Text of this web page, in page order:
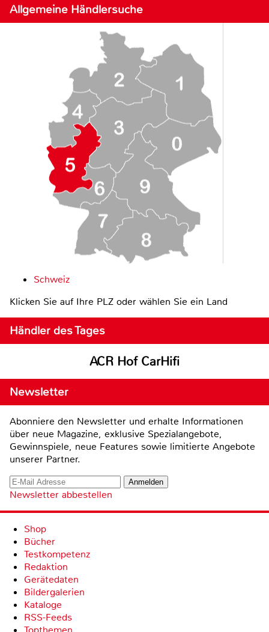
Allgemeine Händlersuche
Schweiz
Klicken Sie auf Ihre PLZ oder wählen Sie ein Land
Händler des Tages
ACR Hof CarHifi
Newsletter
Abonniere den Newsletter und erhalte Informationen
über neue Magazine, exklusive Spezialangebote,
Gewinnspiele, neue Features sowie limitierte Angebote
unserer Partner.
Newsletter abbestellen
Shop
Bücher
Testkompetenz
Redaktion
Gerätedaten
Bildergalerien
Kataloge
RSS-Feeds